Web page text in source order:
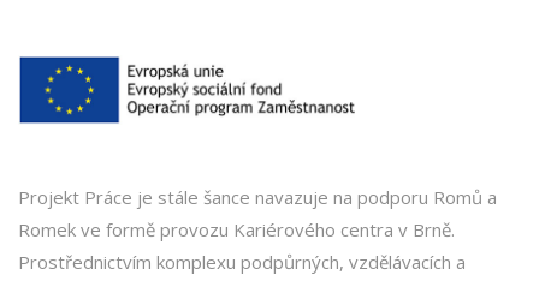
Projekt Práce je stále šance navazuje na podporu Romů a
Romek ve formě provozu Kariérového centra v Brně.
Prostřednictvím komplexu podpůrných, vzdělávacích a